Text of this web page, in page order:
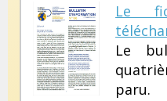
Le
Le
paru.